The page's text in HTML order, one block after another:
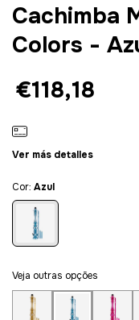
Cachimba
Colors -
€118,18
Ver más detalles
Cor: Azul
Veja outras opções